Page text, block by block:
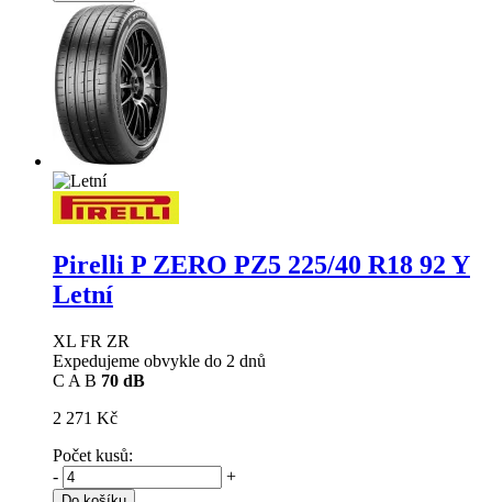
Pirelli P ZERO PZ5 225/40 R18 92 Y
Letní
XL FR ZR
Expedujeme obvykle do 2 dnů
C A B 70 dB
2 271 Kč
Počet kusů:
-
+